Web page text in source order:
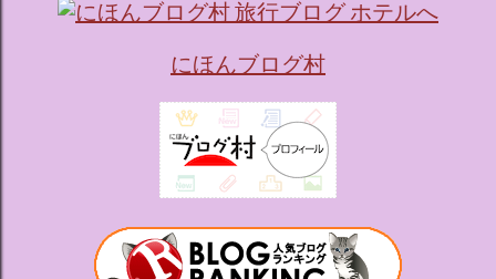
にほんブログ村